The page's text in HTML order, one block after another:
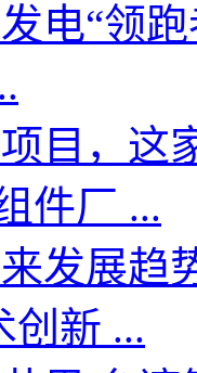
电“领
目，这
件厂 ...
发展趋
创新 ...